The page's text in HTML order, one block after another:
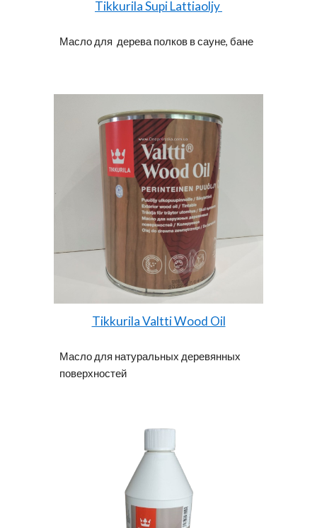
Tikkurila Supi Lattiaoljy
Масло для дерева полков в сауне, бане
Tikkurila Valtti Wood Oil
Масло для натуральных деревянных
поверхностей